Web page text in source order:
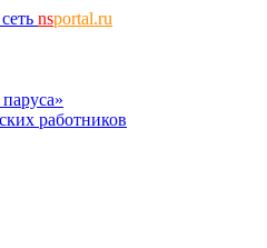
nsportal.ru
работников